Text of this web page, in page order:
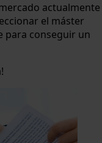
actualmente
el máster
para conseguir un